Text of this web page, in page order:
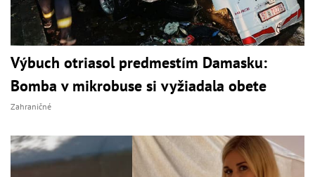
Výbuch otriasol predmestím Damasku:
Bomba v mikrobuse si vyžiadala obete
Zahraničné